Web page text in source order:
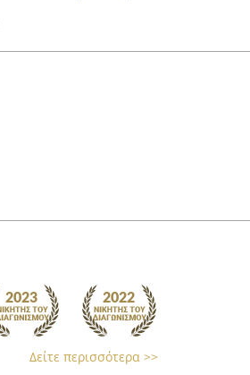
Δείτε περισσότερα >>